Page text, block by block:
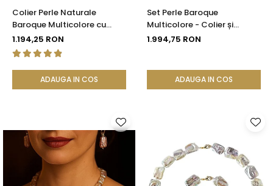
Colier Perle Naturale
Baroque Multicolore cu
Închizătoare Aur 14K (aur
585) | KASKADDA®
1.194,25 RON
ADAUGA IN COS
Set Perle Baroque
Multicolore - Colier și
Cercei, Aur Galben 14K |
1.994,75 RON
ADAUGA IN COS